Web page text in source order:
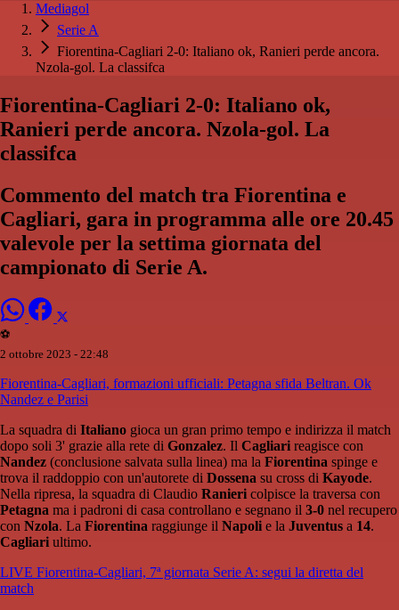
Mediagol
Serie A
Fiorentina-Cagliari 2-0: Italiano ok, Ranieri perde ancora.
Nzola-gol. La classifca
Fiorentina-Cagliari 2-0: Italiano ok,
Ranieri perde ancora. Nzola-gol. La
classifca
Commento del match tra Fiorentina e
Cagliari, gara in programma alle ore 20.45
valevole per la settima giornata del
campionato di Serie A.
⚽️
2 ottobre 2023 - 22:48
Fiorentina-Cagliari, formazioni ufficiali: Petagna sfida Beltran. Ok
Nandez e Parisi
La squadra di Italiano gioca un gran primo tempo e indirizza il match
dopo soli 3' grazie alla rete di Gonzalez. Il Cagliari reagisce con
Nandez (conclusione salvata sulla linea) ma la Fiorentina spinge e
trova il raddoppio con un'autorete di Dossena su cross di Kayode.
Nella ripresa, la squadra di Claudio Ranieri colpisce la traversa con
Petagna ma i padroni di casa controllano e segnano il 3-0 nel recupero
con Nzola. La Fiorentina raggiunge il Napoli e la Juventus a 14.
Cagliari ultimo.
LIVE Fiorentina-Cagliari, 7ª giornata Serie A: segui la diretta del
match